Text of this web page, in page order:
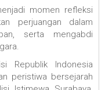
momen refleksi
perjuangan dalam
serta mengabdi
Republik Indonesia
peristiwa bersejarah